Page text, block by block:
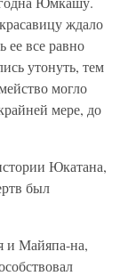
ждало
ее все равно
утонуть, тем
могло
мере, до
Юкатана,
был
и Майяпа-на,